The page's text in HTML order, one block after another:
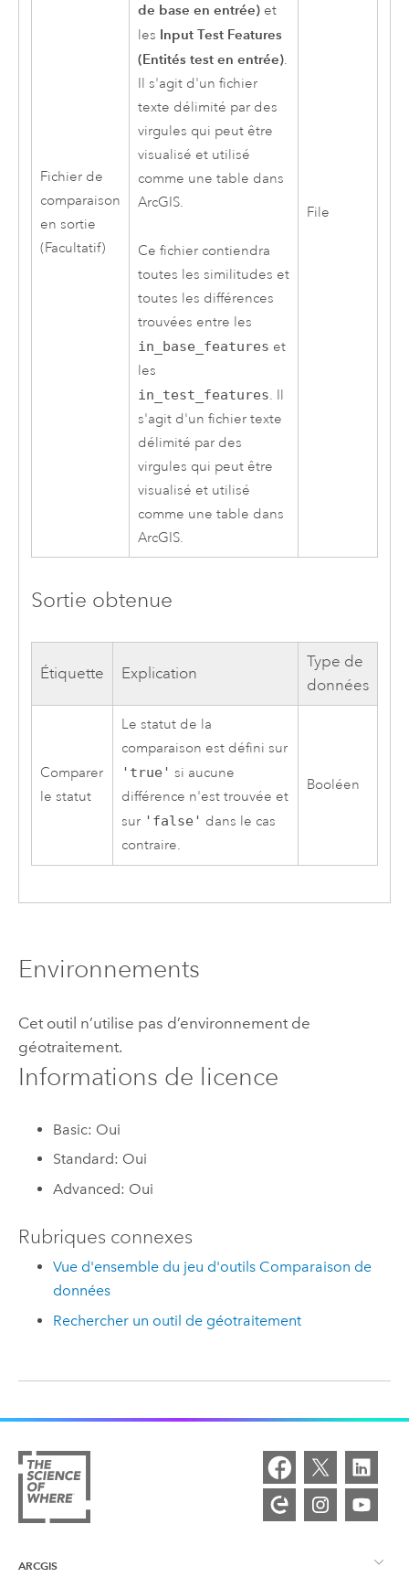
Fichier de
comparaison
en sortie
(Facultatif)
de base en entrée)et
les Input Test Features
(Entités test en entrée).
Il s'agit d'un fichier
texte délimité par des
virgules qui peut être
visualisé et utilisé
comme une table dans
ArcGIS.
Ce fichier contiendra
toutes les similitudes et
toutes les différences
trouvées entre les
in_base_features et
les
in_test_features. Il
s'agit d'un fichier texte
délimité par des
virgules qui peut être
visualisé et utilisé
comme une table dans
ArcGIS.
File
Sortie obtenue
Étiquette Explication
Type de
données
Comparer
le statut
Le statut de la
comparaison est défini sur
'true' si aucune
différence n'est trouvée et
sur 'false' dans le cas
contraire.
Booléen
Environnements
Cet outil n’utilise pas d’environnement de
géotraitement.
Informations de licence
Basic: Oui
Standard: Oui
Advanced: Oui
Rubriques connexes
Vue d'ensemble du jeu d'outils Comparaison de
données
Rechercher un outil de géotraitement
ARCGIS